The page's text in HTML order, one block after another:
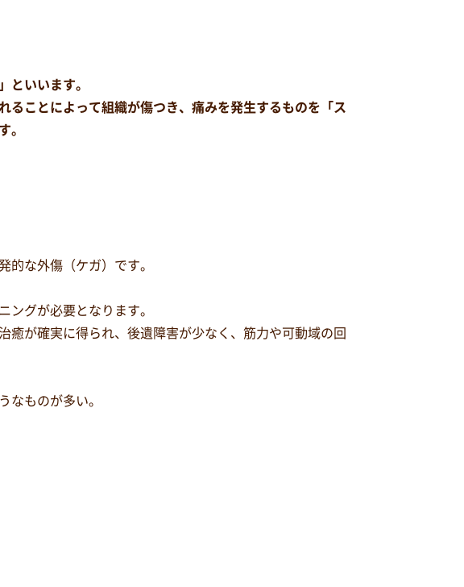
といいます。
ることによって組織が傷つき、痛みを発生するものを「ス
。
的な外傷（ケガ）です。
ングが必要となります。
癒が確実に得られ、後遺障害が少なく、筋力や可動域の回
なものが多い。